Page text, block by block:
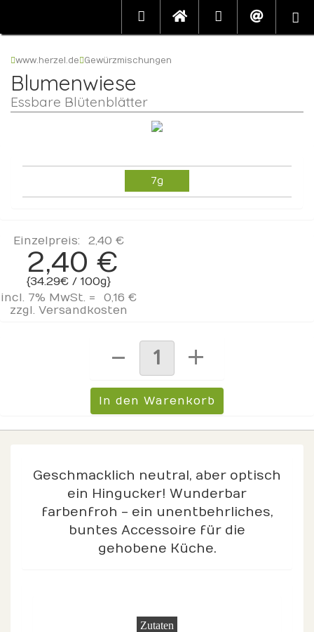
www.herzel.de Gewürzmischungen
Blumenwiese
Essbare Blütenblätter
7g
Einzelpreis: 2,40 €
2,40 €
{34.29€ / 100g}
incl. 7% MwSt. =
0,16 €
zzgl. Versandkosten
Geschmacklich neutral, aber optisch
ein Hingucker! Wunderbar
farbenfroh - ein unentbehrliches,
buntes Accessoire für die
gehobene Küche.
Zutaten